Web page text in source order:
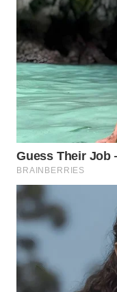
PRIANGAN
TIMUR
WN
SEMARANG
WN
SOLO
WN
BOROBUDUR
MADURA
WN
SURABAYA